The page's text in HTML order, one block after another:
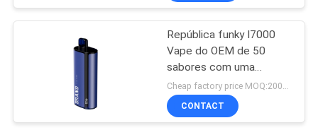
E
República funky I7000
Vape do OEM de 50
sabores com uma
visualização ótica
Cheap factory price MOQ:2000pcs
CONTACT